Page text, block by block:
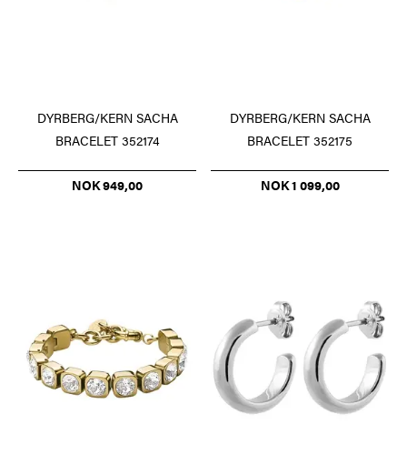
DYRBERG/KERN SACHA
BRACELET 352174
NOK 949,00
DYRBERG/KERN SACHA
BRACELET 352175
NOK 1 099,00